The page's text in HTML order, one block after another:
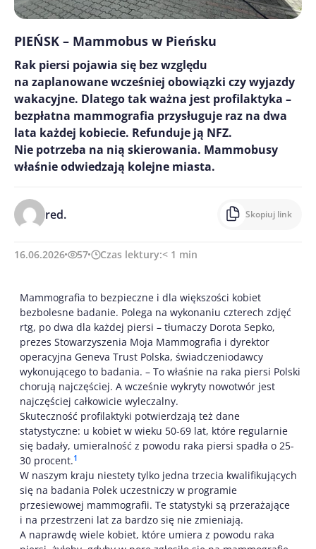
PIEŃSK – Mammobus w Pieńsku
Rak piersi pojawia się bez względu
na zaplanowane wcześniej obowiązki czy wyjazdy
wakacyjne. Dlatego tak ważna jest profilaktyka –
bezpłatna mammografia przysługuje raz na dwa
lata każdej kobiecie. Refunduje ją NFZ.
Nie potrzeba na nią skierowania. Mammobusy
właśnie odwiedzają kolejne miasta.
red. Skopiuj link
16.06.2026 57 Czas lektury:< 1 min
Mammografia to bezpieczne i dla większości kobiet
bezbolesne badanie. Polega na wykonaniu czterech zdjęć
rtg, po dwa dla każdej piersi – tłumaczy Dorota Sepko,
prezes Stowarzyszenia Moja Mammografia i dyrektor
operacyjna Geneva Trust Polska, świadczeniodawcy
wykonującego to badania. – To właśnie na raka piersi Polski
chorują najczęściej. A wcześnie wykryty nowotwór jest
najczęściej całkowicie wyleczalny.
Skuteczność profilaktyki potwierdzają też dane
statystyczne: u kobiet w wieku 50-69 lat, które regularnie
się badały, umieralność z powodu raka piersi spadła o 25-
30 procent.1
W naszym kraju niestety tylko jedna trzecia kwalifikujących
się na badania Polek uczestniczy w programie
przesiewowej mammografii. Te statystyki są przerażające
i na przestrzeni lat za bardzo się nie zmieniają.
A naprawdę wiele kobiet, które umiera z powodu raka